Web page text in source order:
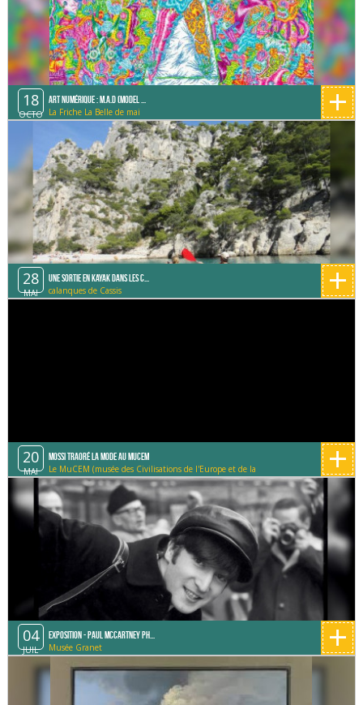
18
OCTO
Art Numérique : M.A.D (Model ...
La Friche La Belle de mai +
28
MAI
Une sortie en Kayak dans les C...
calanques de Cassis +
20
MAI
Mossi Traoré la mode au Mucem
Le MuCEM (musée des Civilisations de l'Europe et de la
Méditerranée)
+
04
JUIL
Exposition - Paul McCartney Ph...
Musée Granet +